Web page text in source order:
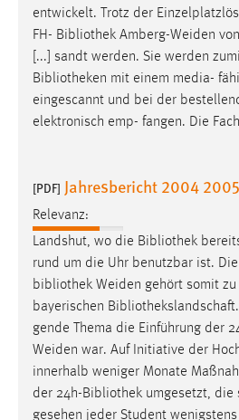
entwickelt. Trotz der
FH- Bibliothek Amberg-Weiden
[...] sandt werden. Sie werden
Bibliotheken mit einem media-
eingescannt und bei der
elektronisch emp- fangen. Die
[PDF] Jahresbericht 2004 2005
Relevanz:
Landshut, wo die Bibliothek
rund um die Uhr benutzbar ist. Die
bibliothek Weiden gehört somit
bayerischen Bibliothekslandschaft
gende Thema die Einführung der
Weiden war. Auf Initiative der
innerhalb weniger Monate
der 24h-Bibliothek umgesetzt, die
gesehen jeder Student